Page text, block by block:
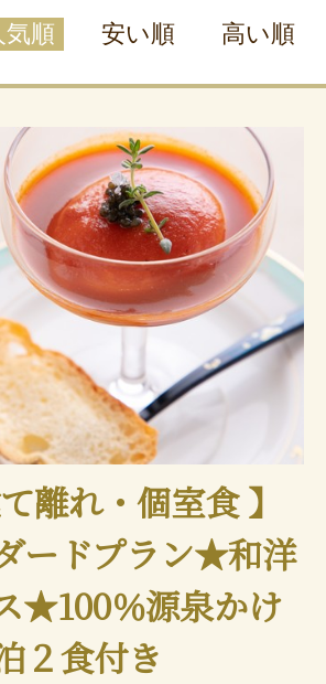
気順 安い順 高い順
離れ・個室食 】
ードプラン★和洋
★100％源泉かけ
２食付き